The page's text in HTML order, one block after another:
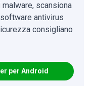
scansiona
antivirus
consigliano
per Android